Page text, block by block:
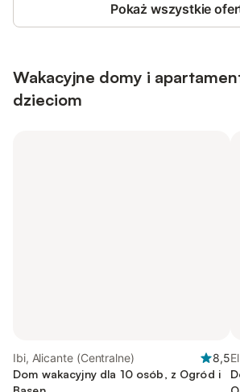
Pokaż wszystkie
Wakacyjne domy i
dzieciom
Ibi, Alicante (Centralne)
8,5
Dom wakacyjny dla 10 osób, z Ogród i